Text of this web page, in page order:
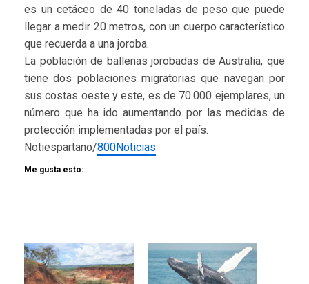
es un cetáceo de 40 toneladas de peso que puede
llegar a medir 20 metros, con un cuerpo característico
que recuerda a una joroba.
La población de ballenas jorobadas de Australia, que
tiene dos poblaciones migratorias que navegan por
sus costas oeste y este, es de 70.000 ejemplares, un
número que ha ido aumentando por las medidas de
protección implementadas por el país.
Notiespartano/800Noticias
Me gusta esto: